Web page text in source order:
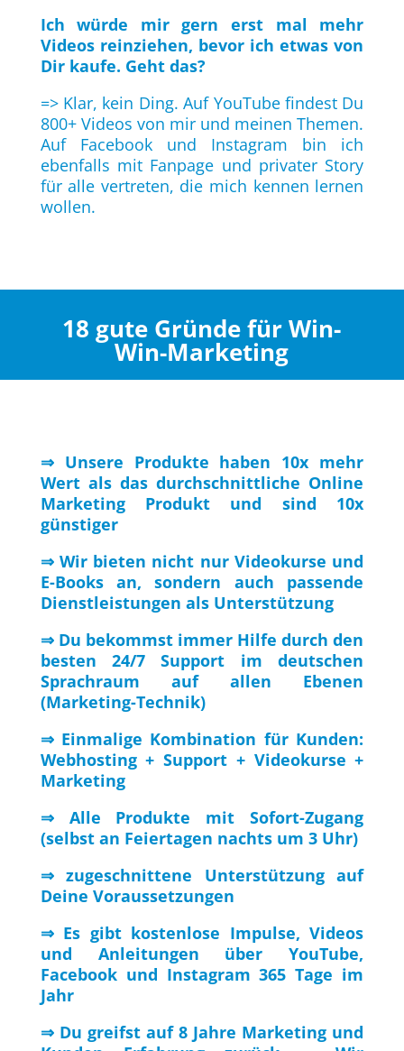
Ich würde mir gern erst mal mehr
Videos reinziehen, bevor ich etwas von
Dir kaufe. Geht das?
=> Klar, kein Ding. Auf YouTube findest Du
800+ Videos von mir und meinen Themen.
Auf Facebook und Instagram bin ich
ebenfalls mit Fanpage und privater Story
für alle vertreten, die mich kennen lernen
wollen.
18 gute Gründe für Win-
Win-Marketing
⇒ Unsere Produkte haben 10x mehr
Wert als das durchschnittliche Online
Marketing Produkt und sind 10x
günstiger
⇒ Wir bieten nicht nur Videokurse und
E-Books an, sondern auch passende
Dienstleistungen als Unterstützung
⇒ Du bekommst immer Hilfe durch den
besten 24/7 Support im deutschen
Sprachraum auf allen Ebenen
(Marketing-Technik)
⇒ Einmalige Kombination für Kunden:
Webhosting + Support + Videokurse +
Marketing
⇒ Alle Produkte mit Sofort-Zugang
(selbst an Feiertagen nachts um 3 Uhr)
⇒ zugeschnittene Unterstützung auf
Deine Voraussetzungen
⇒ Es gibt kostenlose Impulse, Videos
und Anleitungen über YouTube,
Facebook und Instagram 365 Tage im
Jahr
⇒ Du greifst auf 8 Jahre Marketing und